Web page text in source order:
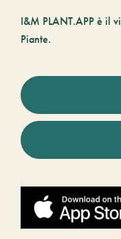
I&M PLANT.APP è il
Piante.